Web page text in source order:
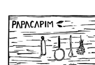
para
conteúdo